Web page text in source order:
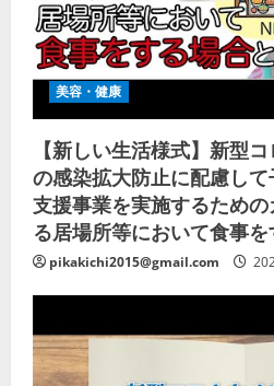
美容・健康
【新しい生活様式】新型
の感染拡大防止に配慮し
支援事業を実施するため
る居場所等において食事
pikakichi2015@gmail.com